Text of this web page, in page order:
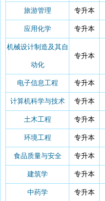
旅游管理 专升本
应用化学 专升本
机械设计制造及其自
动化
专升本
电子信息工程 专升本
计算机科学与技术 专升本
土木工程 专升本
环境工程 专升本
食品质量与安全 专升本
建筑学 专升本
中药学 专升本